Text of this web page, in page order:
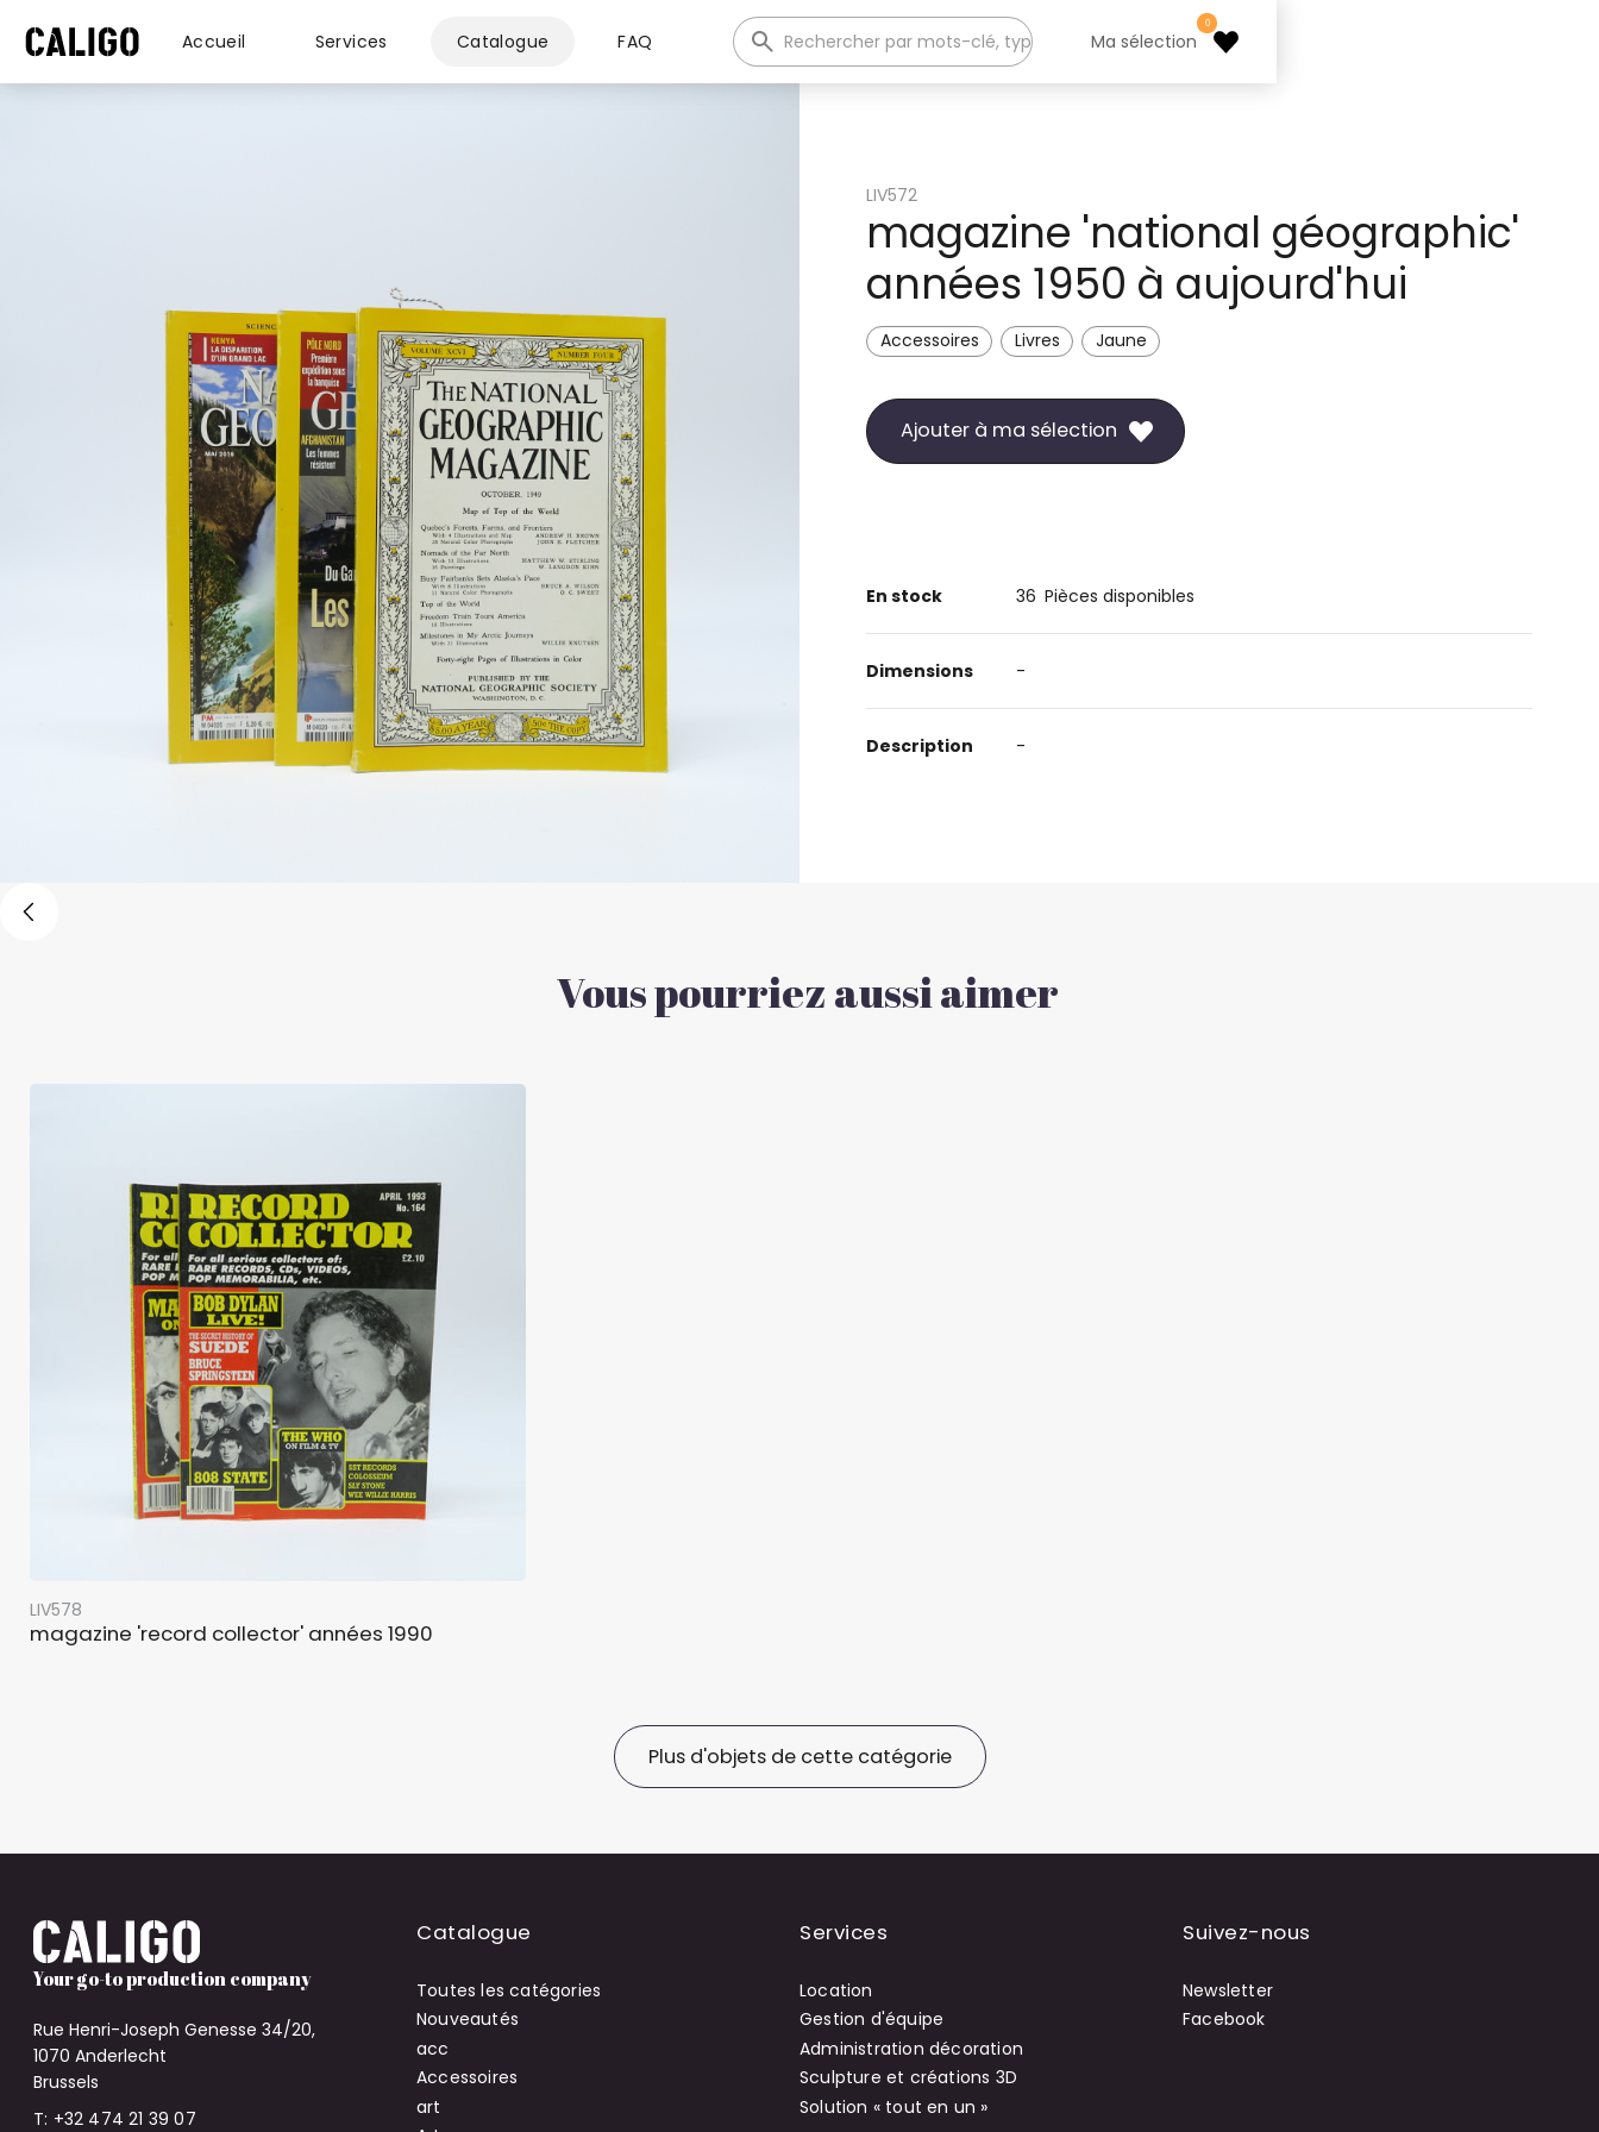
Accueil Services Catalogue FAQ Ma sélection
0
LIV572
magazine 'national géographic'
années 1950 à aujourd'hui
Accessoires Livres Jaune
Ajouter à ma sélection
En stock 36 Pièces disponibles
Dimensions -
Description -
Vous pourriez aussi aimer
LIV578
magazine 'record collector' années 1990
Plus d'objets de cette catégorie
Your go-to production company
Rue Henri-Joseph Genesse 34/20,
1070 Anderlecht
Brussels
T: +32 474 21 39 07
Catalogue
Toutes les catégories
Nouveautés
acc
Accessoires
art
Services
Location
Gestion d'équipe
Administration décoration
Sculpture et créations 3D
Solution « tout en un »
Suivez-nous
Newsletter
Facebook